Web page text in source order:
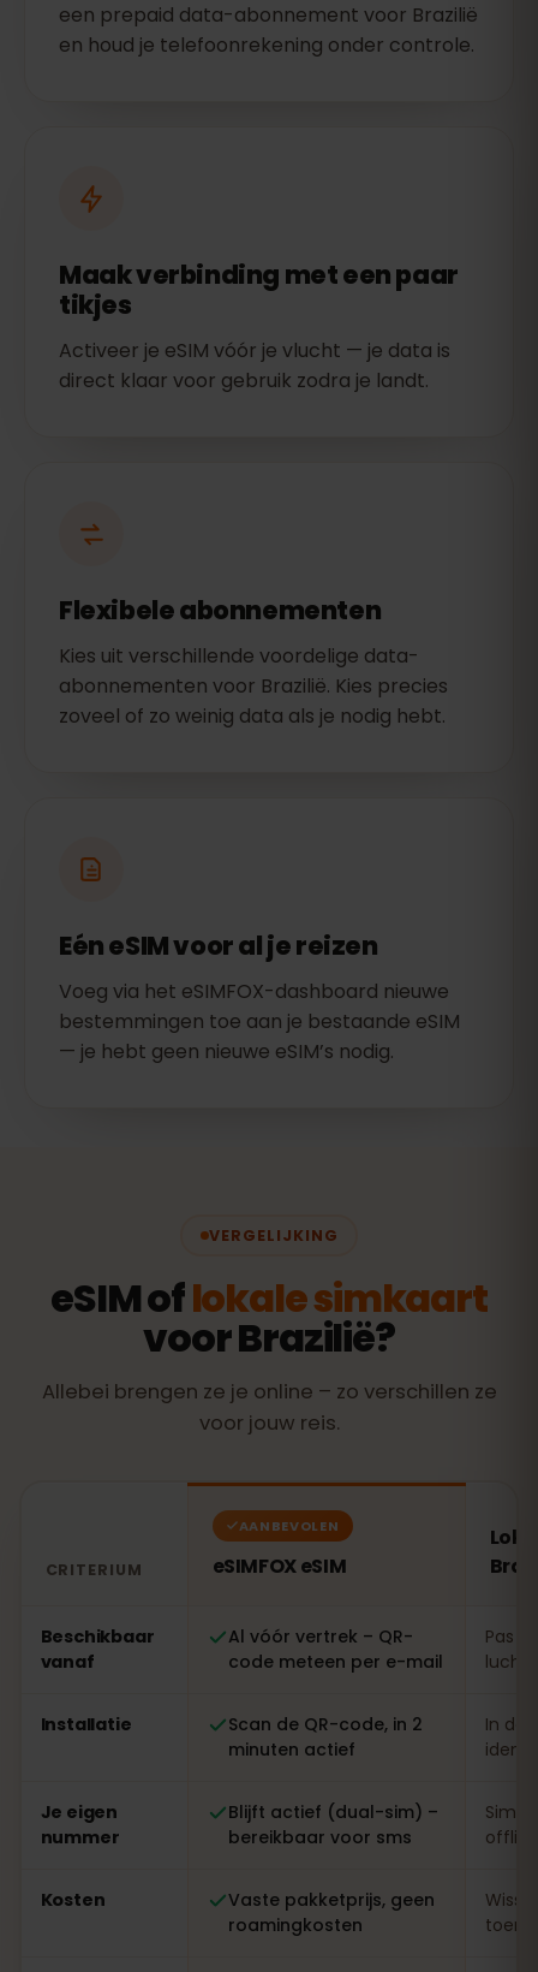
een prepaid data-abonnement voor Brazilië
en houd je telefoonrekening onder controle.
Maak verbinding met een paar
tikjes
Activeer je eSIM vóór je vlucht — je data is
direct klaar voor gebruik zodra je landt.
Flexibele abonnementen
Kies uit verschillende voordelige data-
abonnementen voor Brazilië. Kies precies
zoveel of zo weinig data als je nodig hebt.
Eén eSIM voor al je reizen
Voeg via het eSIMFOX-dashboard nieuwe
bestemmingen toe aan je bestaande eSIM
— je hebt geen nieuwe eSIM’s nodig.
VERGELIJKING
eSIM oflokale simkaart
voor Brazilië?
Allebei brengen ze je online – zo verschillen ze
voor jouw reis.
CRITERIUM
AANBEVOLEN
eSIMFOX eSIM
Beschikbaar
vanaf
Al vóór vertrek – QR-
code meteen per e-mail
Pas
Installatie
Scan de QR-code, in 2
minuten actief
In de
Je eigen
nummer
Blijft actief (dual-sim) –
bereikbaar voor sms
offline
Kosten
Vaste pakketprijs, geen
roamingkosten